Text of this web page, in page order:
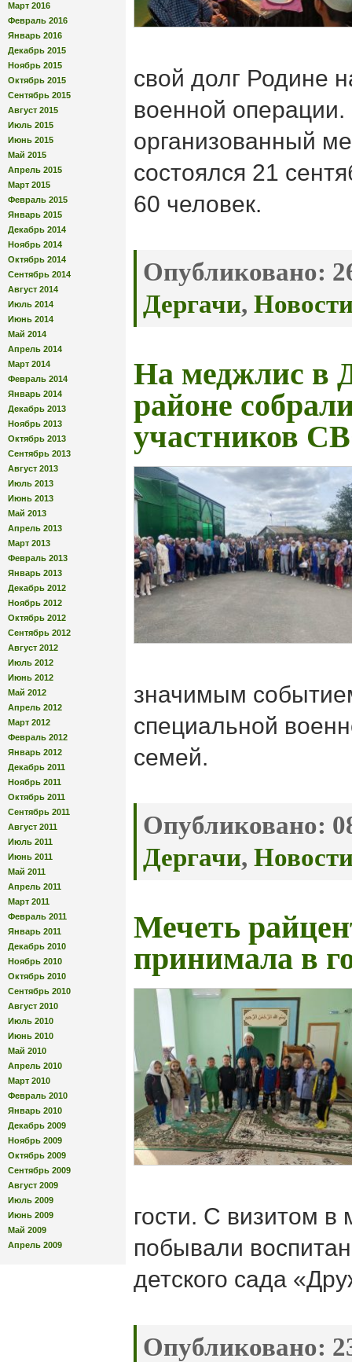
Март 2016
Февраль 2016
Январь 2016
Декабрь 2015
Ноябрь 2015
Октябрь 2015
Сентябрь 2015
Август 2015
Июль 2015
Июнь 2015
Май 2015
Апрель 2015
Март 2015
Февраль 2015
Январь 2015
Декабрь 2014
Ноябрь 2014
Октябрь 2014
Сентябрь 2014
Август 2014
Июль 2014
Июнь 2014
Май 2014
Апрель 2014
Март 2014
Февраль 2014
Январь 2014
Декабрь 2013
Ноябрь 2013
Октябрь 2013
Сентябрь 2013
Август 2013
Июль 2013
Июнь 2013
Май 2013
Апрель 2013
Март 2013
Февраль 2013
Январь 2013
Декабрь 2012
Ноябрь 2012
Октябрь 2012
Сентябрь 2012
Август 2012
Июль 2012
Июнь 2012
Май 2012
Апрель 2012
Март 2012
Февраль 2012
Январь 2012
Декабрь 2011
Ноябрь 2011
Октябрь 2011
Сентябрь 2011
Август 2011
Июль 2011
Июнь 2011
Май 2011
Апрель 2011
Март 2011
Февраль 2011
Январь 2011
Декабрь 2010
Ноябрь 2010
Октябрь 2010
Сентябрь 2010
Август 2010
Июль 2010
Июнь 2010
Май 2010
Апрель 2010
Март 2010
Февраль 2010
Январь 2010
Декабрь 2009
Ноябрь 2009
Октябрь 2009
Сентябрь 2009
Август 2009
Июль 2009
Июнь 2009
Май 2009
Апрель 2009
свой долг Родине
военной
организованный
состоялся 21
60 человек.
Опубликовано:
Дергачи,
На меджлис в
районе
участников
значимым
специальной
семей.
Опубликовано:
Дергачи,
Мечеть
принимала в
гости. С визитом
побывали
детского сада
Опубликовано: